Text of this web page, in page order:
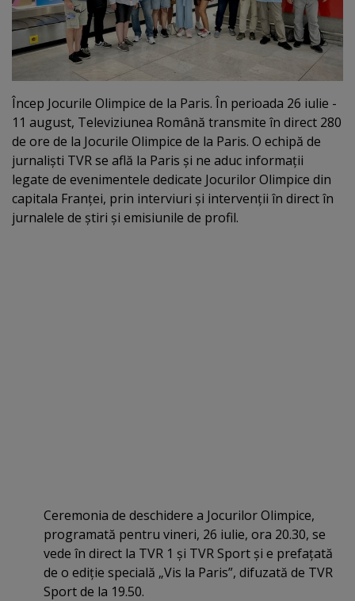
Încep Jocurile Olimpice de la Paris. În perioada 26 iulie -
11 august, Televiziunea Română transmite în direct 280
de ore de la Jocurile Olimpice de la Paris. O echipă de
jurnalişti TVR se află la Paris şi ne aduc informaţii
legate de evenimentele dedicate Jocurilor Olimpice din
capitala Franţei, prin interviuri şi intervenţii în direct în
jurnalele de ştiri şi emisiunile de profil.
Ceremonia de deschidere a Jocurilor Olimpice,
programată pentru vineri, 26 iulie, ora 20.30, se
vede în direct la TVR 1 şi TVR Sport şi e prefaţată
de o ediţie specială „Vis la Paris”, difuzată de TVR
Sport de la 19.50.